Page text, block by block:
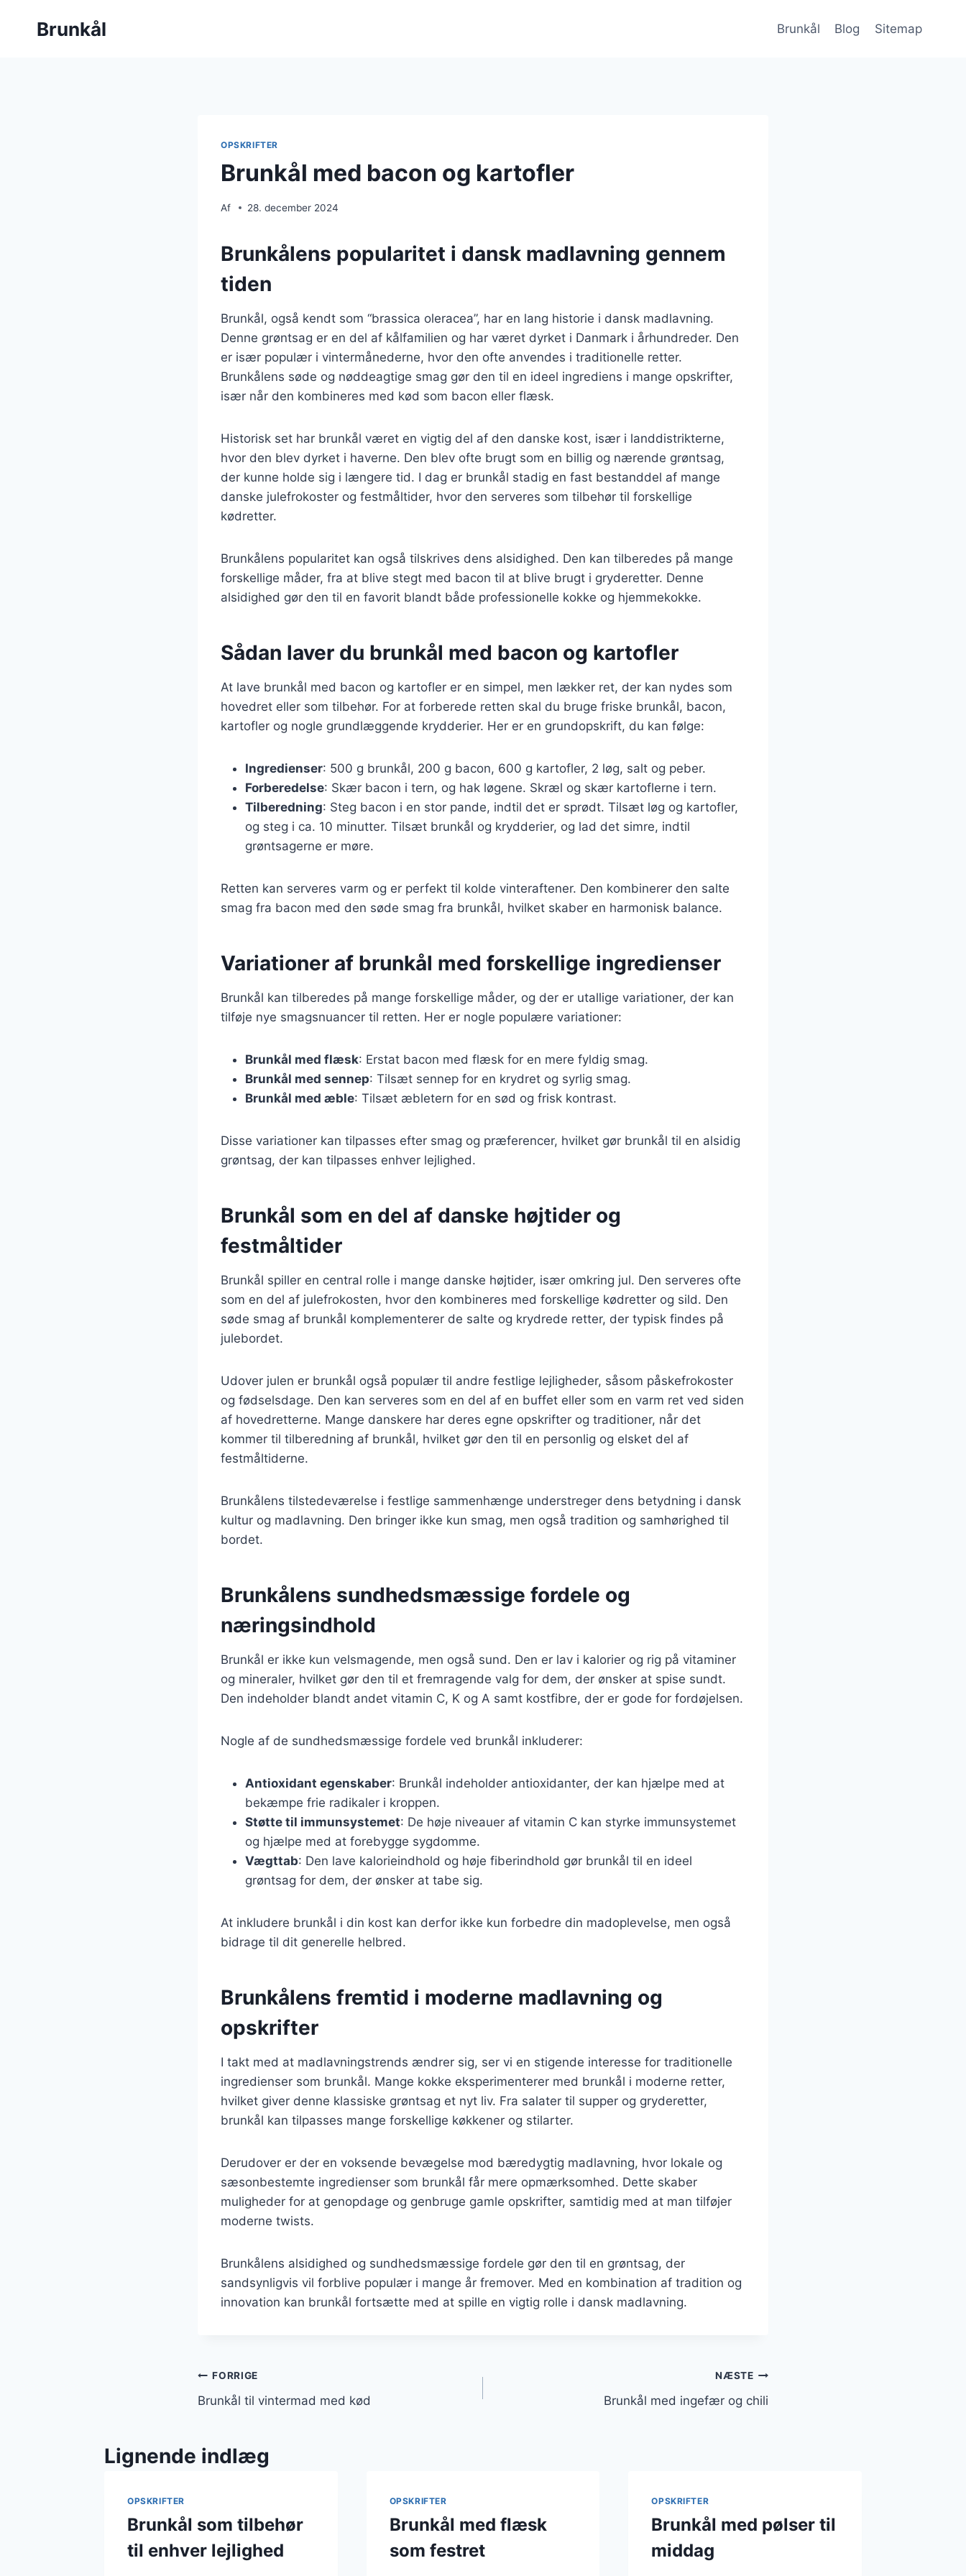
Brunkål Brunkål Blog Sitemap
OPSKRIFTER
Brunkål med bacon og kartofler
Af 28. december 2024
Brunkålens popularitet i dansk madlavning gennem
tiden
Brunkål, også kendt som “brassica oleracea”, har en lang historie i dansk madlavning.
Denne grøntsag er en del af kålfamilien og har været dyrket i Danmark i århundreder. Den
er især populær i vintermånederne, hvor den ofte anvendes i traditionelle retter.
Brunkålens søde og nøddeagtige smag gør den til en ideel ingrediens i mange opskrifter,
især når den kombineres med kød som bacon eller flæsk.
Historisk set har brunkål været en vigtig del af den danske kost, især i landdistrikterne,
hvor den blev dyrket i haverne. Den blev ofte brugt som en billig og nærende grøntsag,
der kunne holde sig i længere tid. I dag er brunkål stadig en fast bestanddel af mange
danske julefrokoster og festmåltider, hvor den serveres som tilbehør til forskellige
kødretter.
Brunkålens popularitet kan også tilskrives dens alsidighed. Den kan tilberedes på mange
forskellige måder, fra at blive stegt med bacon til at blive brugt i gryderetter. Denne
alsidighed gør den til en favorit blandt både professionelle kokke og hjemmekokke.
Sådan laver du brunkål med bacon og kartofler
At lave brunkål med bacon og kartofler er en simpel, men lækker ret, der kan nydes som
hovedret eller som tilbehør. For at forberede retten skal du bruge friske brunkål, bacon,
kartofler og nogle grundlæggende krydderier. Her er en grundopskrift, du kan følge:
Ingredienser: 500 g brunkål, 200 g bacon, 600 g kartofler, 2 løg, salt og peber.
Forberedelse: Skær bacon i tern, og hak løgene. Skræl og skær kartoflerne i tern.
Tilberedning: Steg bacon i en stor pande, indtil det er sprødt. Tilsæt løg og kartofler,
og steg i ca. 10 minutter. Tilsæt brunkål og krydderier, og lad det simre, indtil
grøntsagerne er møre.
Retten kan serveres varm og er perfekt til kolde vinteraftener. Den kombinerer den salte
smag fra bacon med den søde smag fra brunkål, hvilket skaber en harmonisk balance.
Variationer af brunkål med forskellige ingredienser
Brunkål kan tilberedes på mange forskellige måder, og der er utallige variationer, der kan
tilføje nye smagsnuancer til retten. Her er nogle populære variationer:
Brunkål med flæsk: Erstat bacon med flæsk for en mere fyldig smag.
Brunkål med sennep: Tilsæt sennep for en krydret og syrlig smag.
Brunkål med æble: Tilsæt æbletern for en sød og frisk kontrast.
Disse variationer kan tilpasses efter smag og præferencer, hvilket gør brunkål til en alsidig
grøntsag, der kan tilpasses enhver lejlighed.
Brunkål som en del af danske højtider og
festmåltider
Brunkål spiller en central rolle i mange danske højtider, især omkring jul. Den serveres ofte
som en del af julefrokosten, hvor den kombineres med forskellige kødretter og sild. Den
søde smag af brunkål komplementerer de salte og krydrede retter, der typisk findes på
julebordet.
Udover julen er brunkål også populær til andre festlige lejligheder, såsom påskefrokoster
og fødselsdage. Den kan serveres som en del af en buffet eller som en varm ret ved siden
af hovedretterne. Mange danskere har deres egne opskrifter og traditioner, når det
kommer til tilberedning af brunkål, hvilket gør den til en personlig og elsket del af
festmåltiderne.
Brunkålens tilstedeværelse i festlige sammenhænge understreger dens betydning i dansk
kultur og madlavning. Den bringer ikke kun smag, men også tradition og samhørighed til
bordet.
Brunkålens sundhedsmæssige fordele og
næringsindhold
Brunkål er ikke kun velsmagende, men også sund. Den er lav i kalorier og rig på vitaminer
og mineraler, hvilket gør den til et fremragende valg for dem, der ønsker at spise sundt.
Den indeholder blandt andet vitamin C, K og A samt kostfibre, der er gode for fordøjelsen.
Nogle af de sundhedsmæssige fordele ved brunkål inkluderer:
Antioxidant egenskaber: Brunkål indeholder antioxidanter, der kan hjælpe med at
bekæmpe frie radikaler i kroppen.
Støtte til immunsystemet: De høje niveauer af vitamin C kan styrke immunsystemet
og hjælpe med at forebygge sygdomme.
Vægttab: Den lave kalorieindhold og høje fiberindhold gør brunkål til en ideel
grøntsag for dem, der ønsker at tabe sig.
At inkludere brunkål i din kost kan derfor ikke kun forbedre din madoplevelse, men også
bidrage til dit generelle helbred.
Brunkålens fremtid i moderne madlavning og
opskrifter
I takt med at madlavningstrends ændrer sig, ser vi en stigende interesse for traditionelle
ingredienser som brunkål. Mange kokke eksperimenterer med brunkål i moderne retter,
hvilket giver denne klassiske grøntsag et nyt liv. Fra salater til supper og gryderetter,
brunkål kan tilpasses mange forskellige køkkener og stilarter.
Derudover er der en voksende bevægelse mod bæredygtig madlavning, hvor lokale og
sæsonbestemte ingredienser som brunkål får mere opmærksomhed. Dette skaber
muligheder for at genopdage og genbruge gamle opskrifter, samtidig med at man tilføjer
moderne twists.
Brunkålens alsidighed og sundhedsmæssige fordele gør den til en grøntsag, der
sandsynligvis vil forblive populær i mange år fremover. Med en kombination af tradition og
innovation kan brunkål fortsætte med at spille en vigtig rolle i dansk madlavning.
Indlægsnavigation
FORRIGE
Brunkål til vintermad med kød
NÆSTE
Brunkål med ingefær og chili
Lignende indlæg
OPSKRIFTER
Brunkål som tilbehør
til enhver lejlighed
OPSKRIFTER
Brunkål med flæsk
som festret
OPSKRIFTER
Brunkål med pølser til
middag